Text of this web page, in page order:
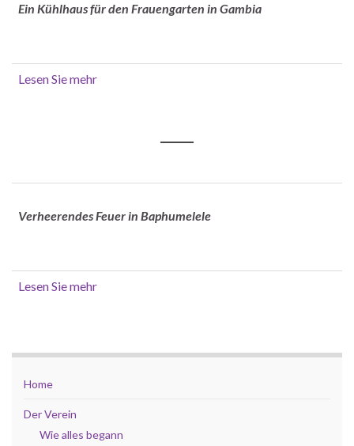
Ein Kühlhaus für den Frauengarten in Gambia
Lesen Sie mehr
Verheerendes Feuer in Baphumelele
Lesen Sie mehr
Home
Der Verein
Wie alles begann